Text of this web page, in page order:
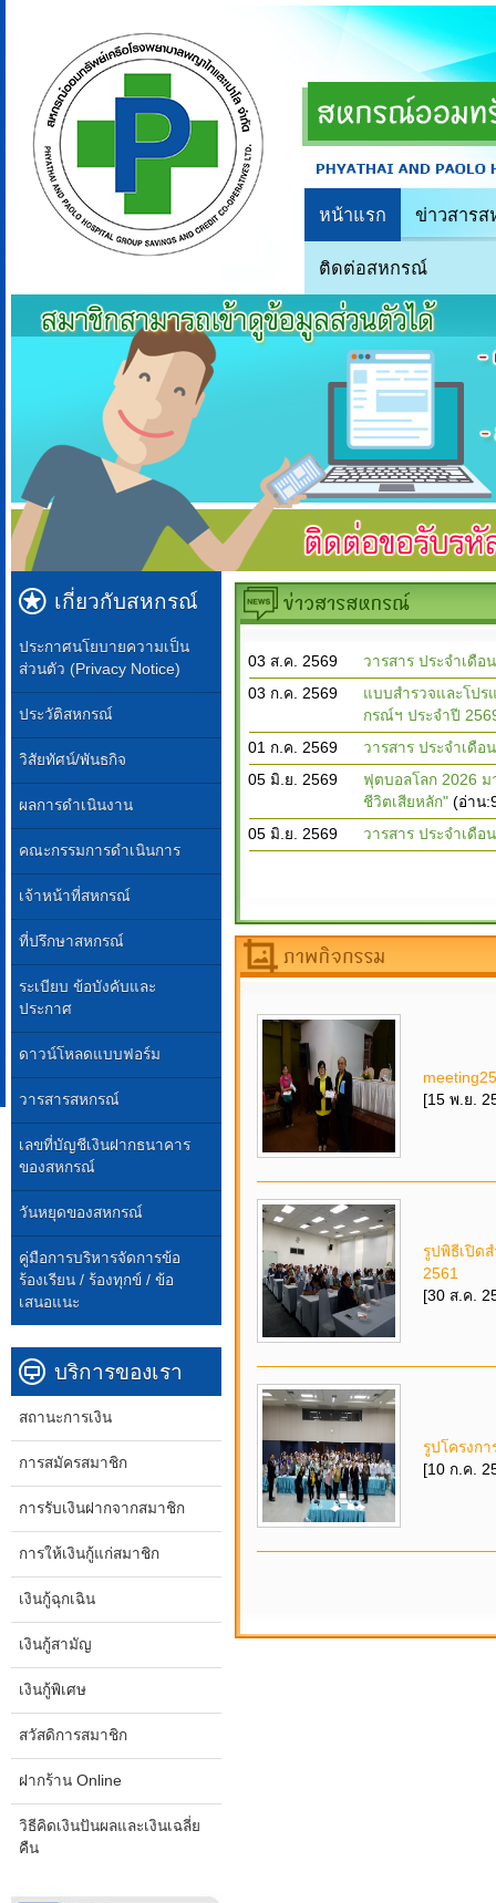
หน้าแรก ข่าวสาร
ติดต่อสหกรณ์
03 ส.ค. 2569
วารสาร ประจำเดือ
03 ก.ค. 2569
แบบสำรวจและโปร
กรณ์ฯ ประจำปี
01 ก.ค. 2569
วารสาร ประจำเดือ
05 มิ.ย. 2569
ฟุตบอลโลก 2026
ชีวิตเสียหลัก" (อ่าน
05 มิ.ย. 2569
วารสาร ประจำเดือ
[15 พ.ย.
รูปพิธีเปิด
2561
[30 ส.ค.
รูปโครงก
[10 ก.ค.
เกี่ยวกับสหกรณ์
ประกาศนโยบายความเป็น
ส่วนตัว (Privacy Notice)
ประวัติสหกรณ์
วิสัยทัศน์/พันธกิจ
ผลการดำเนินงาน
คณะกรรมการดำเนินการ
เจ้าหน้าที่สหกรณ์
ที่ปรึกษาสหกรณ์
ระเบียบ ข้อบังคับและ
ประกาศ
ดาวน์โหลดแบบฟอร์ม
วารสารสหกรณ์
เลขที่บัญชีเงินฝากธนาคาร
ของสหกรณ์
วันหยุดของสหกรณ์
คู่มือการบริหารจัดการข้อ
ร้องเรียน / ร้องทุกข์ / ข้อ
เสนอแนะ
บริการของเรา
สถานะการเงิน
การสมัครสมาชิก
การรับเงินฝากจากสมาชิก
การให้เงินกู้แก่สมาชิก
เงินกู้ฉุกเฉิน
เงินกู้สามัญ
เงินกู้พิเศษ
สวัสดิการสมาชิก
ฝากร้าน Online
วิธีคิดเงินปันผลและเงินเฉลี่ย
คืน